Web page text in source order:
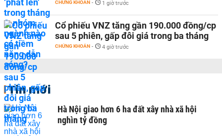
CHỨNG KHOÁN - 1 giờ trước
Cổ phiếu VNZ tăng gần 190.000 đồng/cp
sau 5 phiên, gấp đôi giá trong ba tháng
CHỨNG KHOÁN - 4 giờ trước
Tin mới
Hà Nội giao hơn 6 ha đất xây nhà xã hội
nghìn tỷ đồng